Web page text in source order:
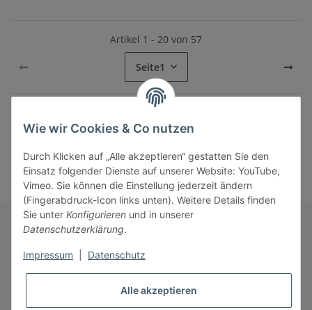
Artikel 1 - 20 von 57
Seite1
Informationen
Gesetzliche Informationen
Wie wir Cookies & Co nutzen
Durch Klicken auf „Alle akzeptieren“ gestatten Sie den
Einsatz folgender Dienste auf unserer Website: YouTube,
Vimeo. Sie können die Einstellung jederzeit ändern
(Fingerabdruck-Icon links unten). Weitere Details finden
Sie unter Konfigurieren und in unserer
Datenschutzerklärung.
Impressum Datenschutz
Alle akzeptieren